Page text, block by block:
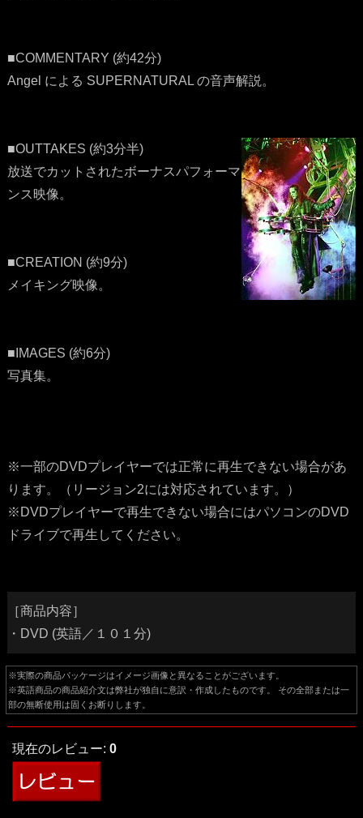
■COMMENTARY (約42分)
Angel による SUPERNATURAL の音声解説。
■OUTTAKES (約3分半)
放送でカットされたボーナスパフォーマ
ンス映像。
■CREATION (約9分)
メイキング映像。
■IMAGES (約6分)
写真集。
※一部のDVDプレイヤーでは正常に再生できない場合があ
ります。（リージョン2には対応されています。）
※DVDプレイヤーで再生できない場合にはパソコンのDVD
ドライブで再生してください。
［商品内容］
・DVD (英語／１０１分)
※実際の商品パッケージはイメージ画像と異なることがございます。
※英語商品の商品紹介文は弊社が独自に意訳・作成したものです。 その全部または一
部の無断使用は固くお断りします。
現在のレビュー: 0